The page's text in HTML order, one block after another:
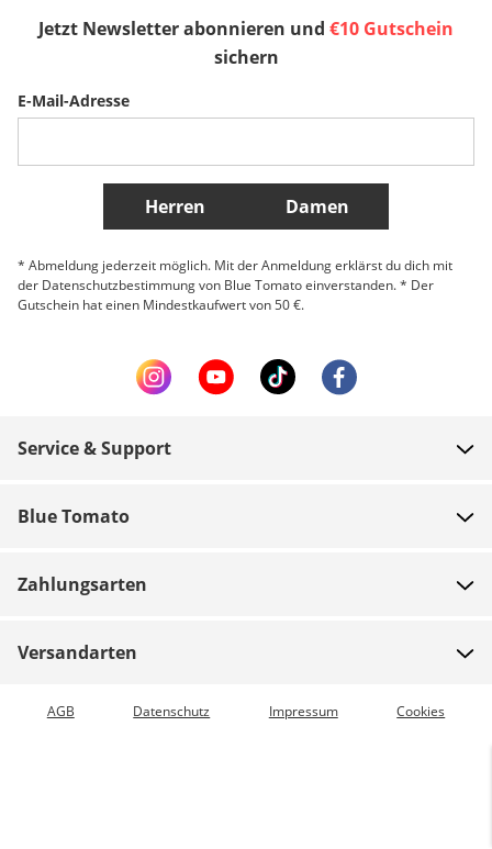
Slovenija
Belgique (Français) Danmark Norge
Weitere Länder
Jetzt Newsletter abonnieren und €10 Gutschein
sichern
E-Mail-Adresse
Herren Damen
* Abmeldung jederzeit möglich. Mit der Anmeldung erklärst du dich mit
der Datenschutzbestimmung von Blue Tomato einverstanden. * Der
Gutschein hat einen Mindestkaufwert von 50 €.
Service & Support
Versand
Gutscheine
Blue Tomato
Blue World
Zahlungsarten
Versandarten
Expressversand möglich
AGB Datenschutz Impressum Cookies